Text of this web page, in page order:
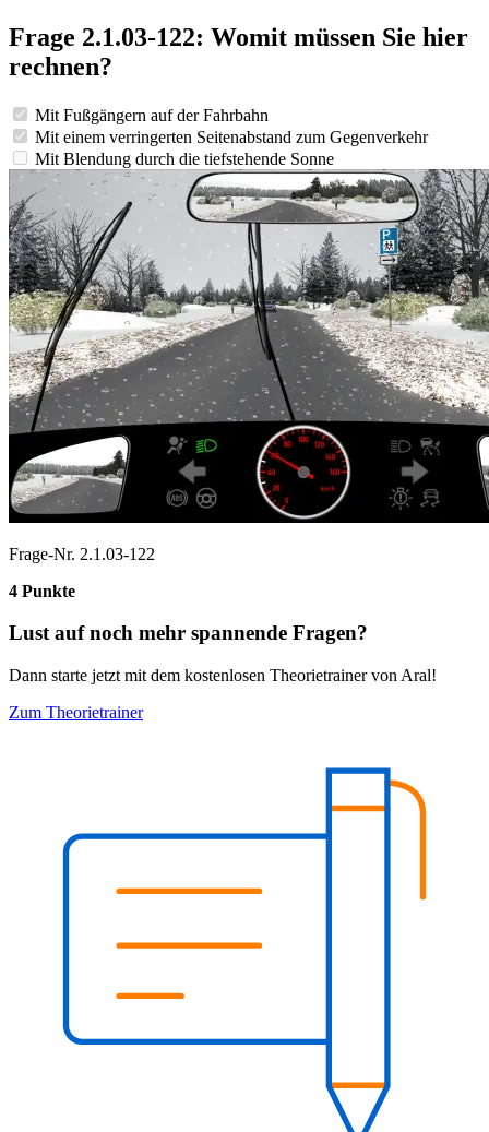
Frage 2.1.03-122: Womit müssen Sie hier
rechnen?
Mit Fußgängern auf der Fahrbahn
Mit einem verringerten Seitenabstand zum Gegenverkehr
Mit Blendung durch die tiefstehende Sonne
Frage-Nr. 2.1.03-122
4 Punkte
Lust auf noch mehr spannende Fragen?
Dann starte jetzt mit dem kostenlosen Theorietrainer von Aral!
Zum Theorietrainer